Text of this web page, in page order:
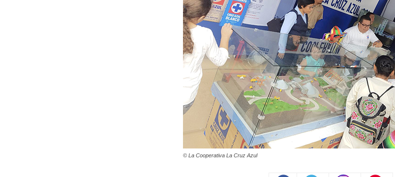
© La Cooperativa La Cruz Azul